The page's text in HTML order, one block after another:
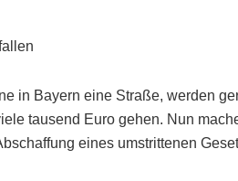
in Bayern eine Straße, werden
tausend Euro gehen. Nun
eines umstrittenen